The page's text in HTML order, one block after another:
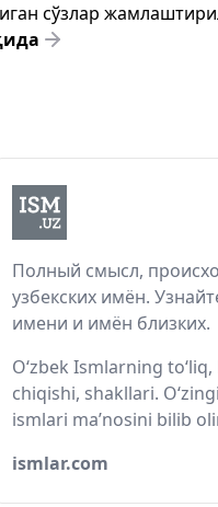
сўзлар
Полный смысл,
узбекских имён.
имени и имён близких.
O‘zbek Ismlarning
chiqishi, shakllari.
ismlari ma’nosini bilib
ismlar.com